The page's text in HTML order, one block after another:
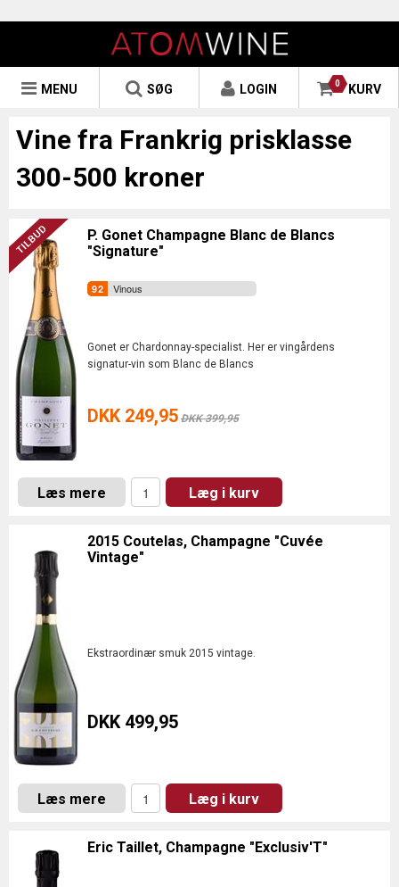
0 KURV
LOGIN
SØG
MENU
Vine fra Frankrig prisklasse
300-500 kroner
P. Gonet Champagne Blanc de Blancs
"Signature"
Vinous
Gonet er Chardonnay-specialist. Her er vingårdens
signatur-vin som Blanc de Blancs
DKK 249,95 DKK 399,95
Læs mere Læg i kurv
2015 Coutelas, Champagne "Cuvée
Vintage"
Ekstraordinær smuk 2015 vintage.
DKK 499,95
Læs mere Læg i kurv
Eric Taillet, Champagne "Exclusiv'T"